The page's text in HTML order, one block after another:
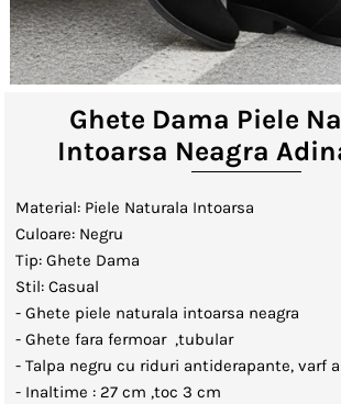
Ghete Dama Piele
Intoarsa Neagra
Material: Piele Naturala Intoarsa
Culoare: Negru
Tip: Ghete Dama
Stil: Casual
- Ghete piele naturala intoarsa neagra
- Ghete fara fermoar ,tubular
- Talpa negru cu riduri antiderapante, varf
- Inaltime : 27 cm ,toc 3 cm
Autentificare sau creeaza cont
client